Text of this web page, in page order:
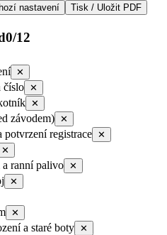
nastavení Tisk / Uložit PDF
0/12
✕
číslo ✕
✕
závodem) ✕
potvrzení registrace ✕
✕
a ranní palivo ✕
✕
✕
a staré boty ✕